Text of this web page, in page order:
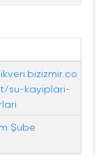
su-kayiplari-
Şube